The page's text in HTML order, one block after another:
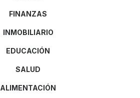
FINANZAS
INMOBILIARIO
EDUCACIÓN
SALUD
ALIMENTACIÓN